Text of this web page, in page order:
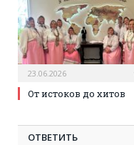
23.06.2026
От истоков до хитов
ОТВЕТИТЬ